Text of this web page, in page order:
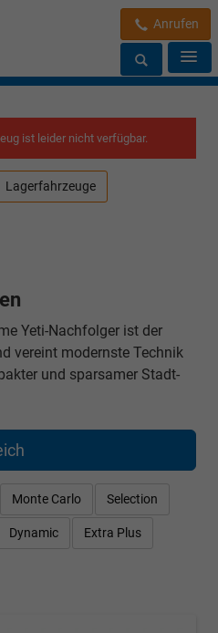
Anrufen
ist leider nicht verfügbar.
Lagerfahrzeuge
Yeti-Nachfolger ist der
vereint modernste Technik
und sparsamer Stadt-
Monte Carlo Selection
Dynamic Extra Plus